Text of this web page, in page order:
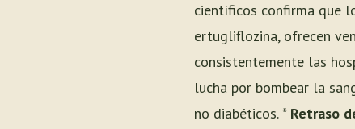
científicos confirma que
ertugliflozina, ofrecen
consistentemente las
lucha por bombear la
no diabéticos. * Retraso